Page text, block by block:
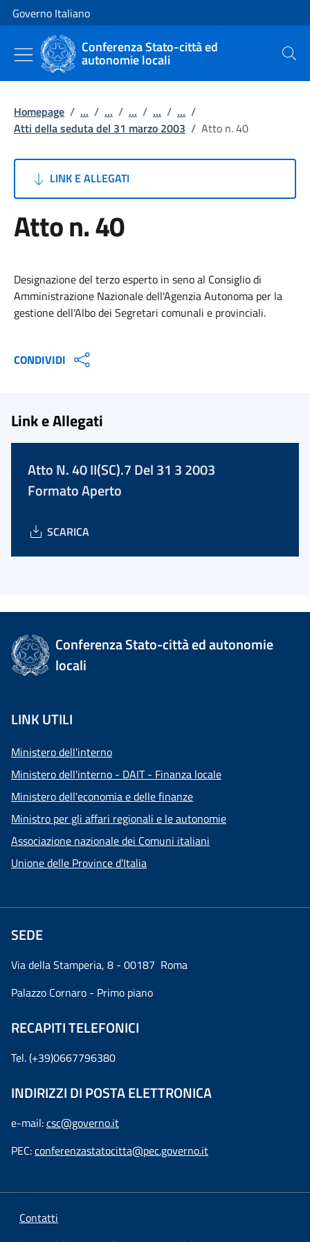
Vai al contenuto
Vai alla navigazione del sito
Governo Italiano
Conferenza Stato-città ed
autonomie locali Cerca
Homepage / ... / ... / ... / ... / ... /
Atti della seduta del 31 marzo 2003 / Atto n. 40
LINK E ALLEGATI
Atto n. 40
Designazione del terzo esperto in seno al Consiglio di
Amministrazione Nazionale dell'Agenzia Autonoma per la
gestione dell'Albo dei Segretari comunali e provinciali.
CONDIVIDI
Link e Allegati
Atto N. 40 II(SC).7 Del 31 3 2003
Formato Aperto
SCARICA
Conferenza Stato-città ed autonomie
locali
LINK UTILI
Ministero dell'interno
Ministero dell'interno - DAIT - Finanza locale
Ministero dell'economia e delle finanze
Ministro per gli affari regionali e le autonomie
Associazione nazionale dei Comuni italiani
Unione delle Province d'Italia
SEDE
Via della Stamperia, 8 - 00187 Roma
Palazzo Cornaro - Primo piano
RECAPITI TELEFONICI
Tel. (+39)0667796380
INDIRIZZI DI POSTA ELETTRONICA
e-mail:csc@governo.it
PEC:conferenzastatocitta@pec.governo.it
Contatti